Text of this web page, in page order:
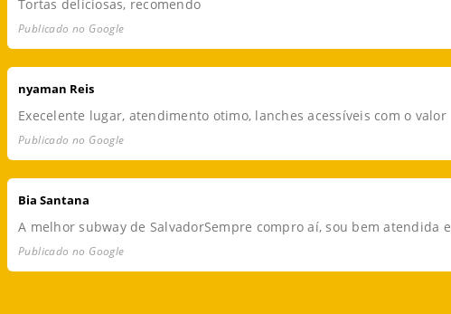
Tortas deliciosas, recomendo
Publicado no Google
nyaman Reis
Execelente lugar, atendimento otimo, lanches acessíveis com o valor
Publicado no Google
Bia Santana
A melhor subway de SalvadorSempre compro aí, sou bem atendida
Publicado no Google